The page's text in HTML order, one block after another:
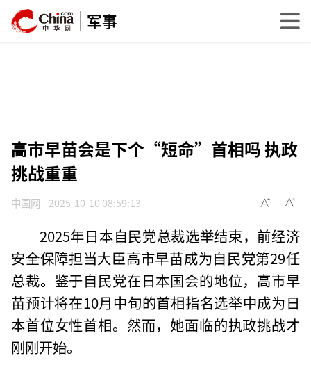
军事
高市早苗会是下个“短命”首相吗 执政
挑战重重
中国网 2025-10-10 08:59:13
2025年日本自民党总裁选举结束，前经济
安全保障担当大臣高市早苗成为自民党第29任
总裁。鉴于自民党在日本国会的地位，高市早
苗预计将在10月中旬的首相指名选举中成为日
本首位女性首相。然而，她面临的执政挑战才
刚刚开始。